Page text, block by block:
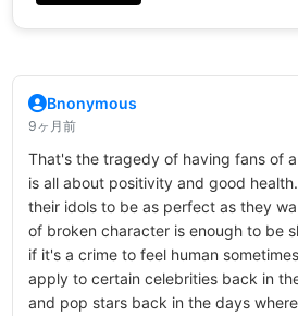
Bnonymous
9ヶ月前
That's the tragedy of having fans of
is all about positivity and good
their idols to be as perfect as they
of broken character is enough to be
if it's a crime to feel human
apply to certain celebrities back in
and pop stars back in the days